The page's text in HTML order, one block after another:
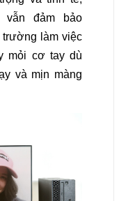
vẫn đảm bảo
trường làm việc
mỏi cơ tay dù
và mịn màng